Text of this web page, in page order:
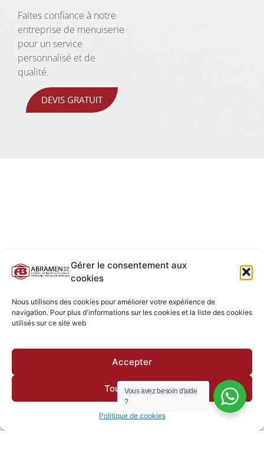
Gérer le consentement aux
cookies
Nous utilisons des cookies pour améliorer votre expérience de
navigation. Pour plus d'informations sur les cookies et la liste des cookies
utilisés sur ce site web
Accepter
Tout Refuser
Politique de cookies
Faites confiance à notre
entreprise de menuiserie
pour un service
personnalisé et de
qualité.
DEVIS GRATUIT
Vous avez besoin d'aide
?